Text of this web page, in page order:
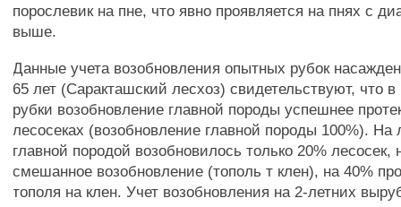
порослевик на пне, что явно проявляется на пнях с
выше.
Данные учета возобновления опытных рубок
65 лет (Саракташский лесхоз) свидетельствуют, что
рубки возобновление главной породы успешнее
лесосеках (возобновление главной породы 100%). На
главной породой возобновилось только 20%
смешанное возобновление (тополь т клен), на 40%
тополя на клен. Учет возобновления на 2-летних